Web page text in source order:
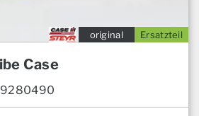
Ersatzteil
original
Case